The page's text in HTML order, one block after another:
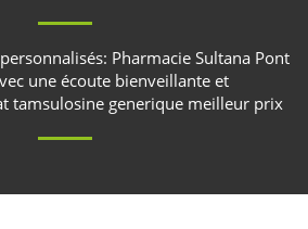
Pharmacie Sultana Pont
une écoute bienveillante et
tamsulosine generique meilleur prix